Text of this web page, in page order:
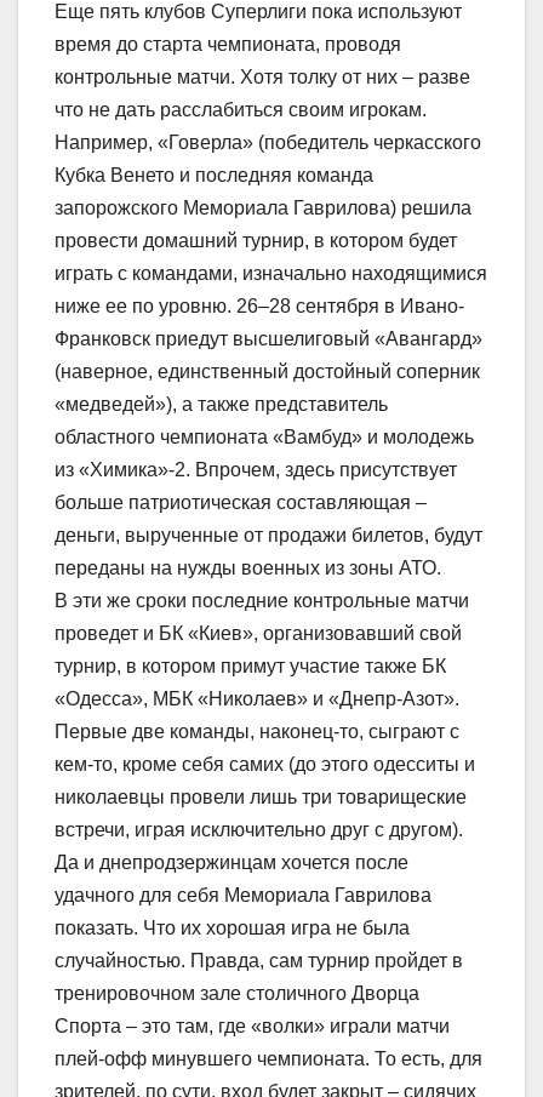
Еще пять клубов Суперлиги пока используют
время до старта чемпионата, проводя
контрольные матчи. Хотя толку от них – разве
что не дать расслабиться своим игрокам.
Например, «Говерла» (победитель черкасского
Кубка Венето и последняя команда
запорожского Мемориала Гаврилова) решила
провести домашний турнир, в котором будет
играть с командами, изначально находящимися
ниже ее по уровню. 26–28 сентября в Ивано-
Франковск приедут высшелиговый «Авангард»
(наверное, единственный достойный соперник
«медведей»), а также представитель
областного чемпионата «Вамбуд» и молодежь
из «Химика»-2. Впрочем, здесь присутствует
больше патриотическая составляющая –
деньги, вырученные от продажи билетов, будут
переданы на нужды военных из зоны АТО.
В эти же сроки последние контрольные матчи
проведет и БК «Киев», организовавший свой
турнир, в котором примут участие также БК
«Одесса», МБК «Николаев» и «Днепр-Азот».
Первые две команды, наконец-то, сыграют с
кем-то, кроме себя самих (до этого одесситы и
николаевцы провели лишь три товарищеские
встречи, играя исключительно друг с другом).
Да и днепродзержинцам хочется после
удачного для себя Мемориала Гаврилова
показать. Что их хорошая игра не была
случайностью. Правда, сам турнир пройдет в
тренировочном зале столичного Дворца
Спорта – это там, где «волки» играли матчи
плей-офф минувшего чемпионата. То есть, для
зрителей, по сути, вход будет закрыт – сидячих